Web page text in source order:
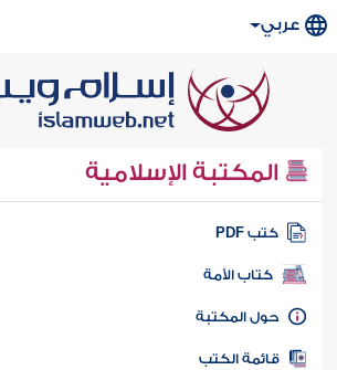
عربي
المكتبة الإسلامية
كتب PDF
كتاب الأمة
المكتبة